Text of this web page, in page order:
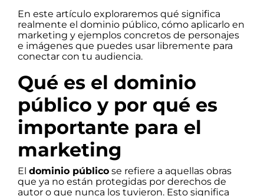
En este artículo exploraremos qué significa
realmente el dominio público, cómo aplicarlo en
marketing y ejemplos concretos de personajes
e imágenes que puedes usar libremente para
conectar con tu audiencia.
Qué es el dominio
público y por qué es
importante para el
marketing
El dominio público se refiere a aquellas obras
que ya no están protegidas por derechos de
autor o que nunca los tuvieron. Esto significa